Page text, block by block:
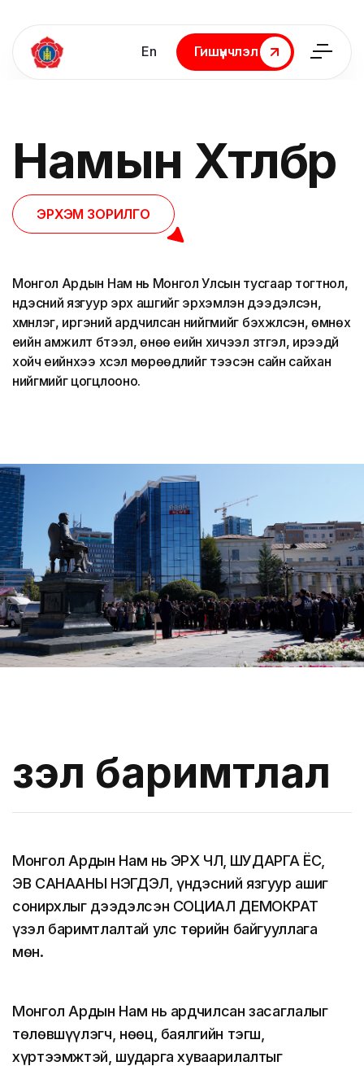
En
Гишүүнчлэл
Гишүүнчлэл
Намын Хөтөлбөр
ЭРХЭМ ЗОРИЛГО
Монгол Ардын Нам нь Монгол Улсын тусгаар тогтнол,
үндэсний язгуур эрх ашгийг эрхэмлэн дээдэлсэн,
хүмүүнлэг, иргэний ардчилсан нийгмийг бэхжүүлсэн, өмнөх
үеийн амжилт бүтээл, өнөө үеийн хичээл зүтгэл, ирээдүй
хойч үеийнхээ хүсэл мөрөөдлийг тээсэн сайн сайхан
нийгмийг цогцлооно.
Үзэл баримтлал
Монгол Ардын Нам нь ЭРХ ЧӨЛӨӨ, ШУДАРГА ЁС,
ЭВ САНААНЫ НЭГДЭЛ, үндэсний язгуур ашиг
сонирхлыг дээдэлсэн СОЦИАЛ ДЕМОКРАТ
үзэл баримтлалтай улс төрийн байгууллага
мөн.
Монгол Ардын Нам нь ардчилсан засаглалыг
төлөвшүүлэгч, нөөц, баялгийн тэгш,
хүртээмжтэй, шударга хуваарилалтыг